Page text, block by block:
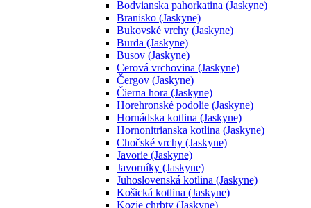
Bodvianska pahorkatina (Jaskyne)
Branisko (Jaskyne)
Bukovské vrchy (Jaskyne)
Burda (Jaskyne)
Busov (Jaskyne)
Cerová vrchovina (Jaskyne)
Čergov (Jaskyne)
Čierna hora (Jaskyne)
Horehronské podolie (Jaskyne)
Hornádska kotlina (Jaskyne)
Hornonitrianska kotlina (Jaskyne)
Chočské vrchy (Jaskyne)
Javorie (Jaskyne)
Javorníky (Jaskyne)
Juhoslovenská kotlina (Jaskyne)
Košická kotlina (Jaskyne)
Kozie chrbty (Jaskyne)